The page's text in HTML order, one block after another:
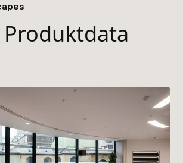
Product Declaration)